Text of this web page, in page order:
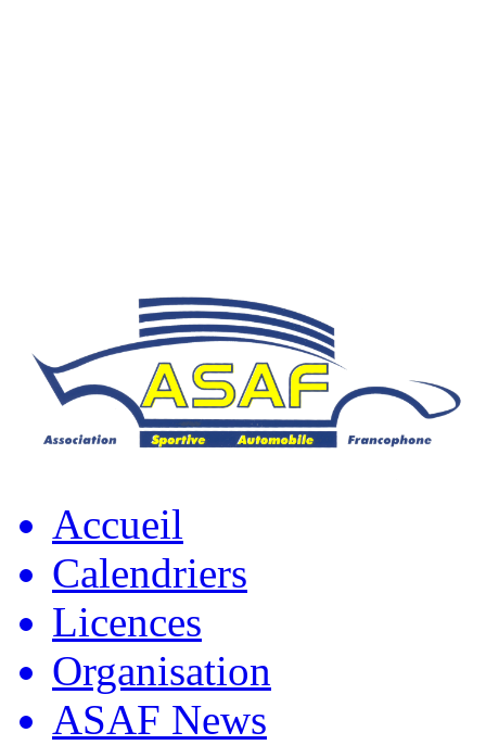
Accueil
Calendriers
Licences
Organisation
ASAF News